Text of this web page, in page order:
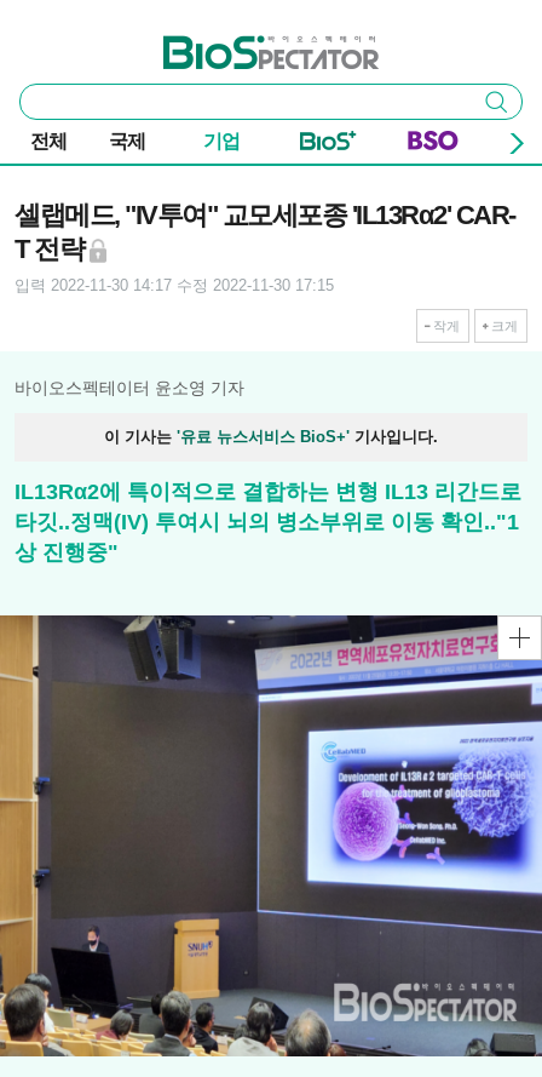
바이오스펙테이터
통
합
검
색
검색
전체 국제 기업
셀랩메드, "IV투여" 교모세포종 'IL13Rα2' CAR-
T 전략
입력 2022-11-30 14:17 수정 2022-11-30 17:15
작게 크게
바이오스펙테이터 윤소영 기자
이 기사는 '유료 뉴스서비스 BioS+' 기사입니다.
IL13Rα2에 특이적으로 결합하는 변형 IL13 리간드로
타깃..정맥(IV) 투여시 뇌의 병소부위로 이동 확인.."1
상 진행중"